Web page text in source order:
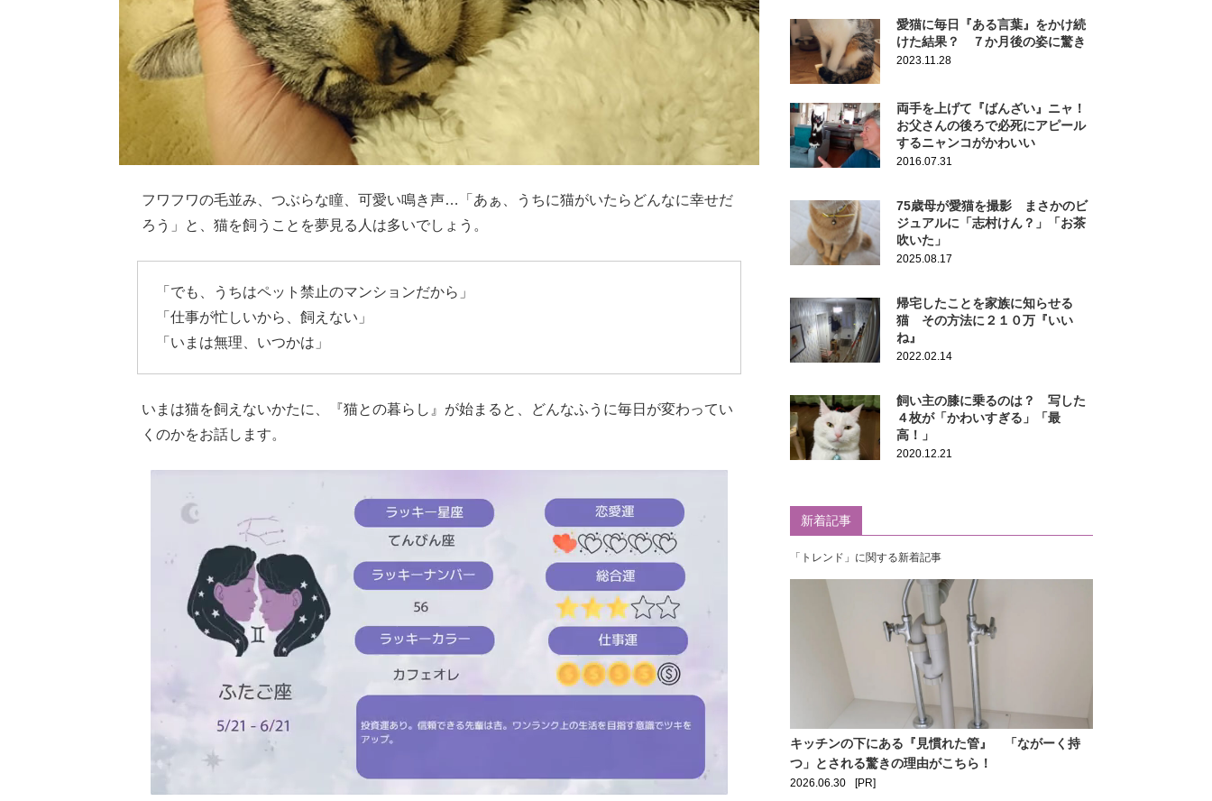
フワフワの毛並み、つぶらな瞳、可愛い鳴き声…「あぁ、うちに猫がいたらどんなに幸せだ
ろう」と、猫を飼うことを夢見る人は多いでしょう。
「でも、うちはペット禁止のマンションだから」
「仕事が忙しいから、飼えない」
「いまは無理、いつかは」
いまは猫を飼えないかたに、『猫との暮らし』が始まると、どんなふうに毎日が変わってい
くのかをお話します。
愛猫に毎日『ある言葉』をかけ続
けた結果？ ７か月後の姿に驚き
2023.11.28
両手を上げて『ばんざい』ニャ！
お父さんの後ろで必死にアピール
するニャンコがかわいい
2016.07.31
75歳母が愛猫を撮影 まさかのビ
ジュアルに「志村けん？」「お茶
吹いた」
2025.08.17
帰宅したことを家族に知らせる
猫 その方法に２１０万『いい
ね』
2022.02.14
飼い主の膝に乗るのは？ 写した
４枚が「かわいすぎる」「最
高！」
2020.12.21
新着記事
「トレンド」に関する新着記事
キッチンの下にある『見慣れた管』 「ながーく持
つ」とされる驚きの理由がこちら！
2026.06.30 [PR]